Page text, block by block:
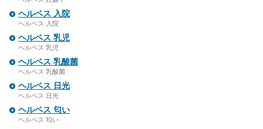
ヘルペス 入院
ヘルペス 入院
ヘルペス 乳児
ヘルペス 乳児
ヘルペス 乳酸菌
ヘルペス 乳酸菌
ヘルペス 日光
ヘルペス 日光
ヘルペス 匂い
ヘルペス 匂い